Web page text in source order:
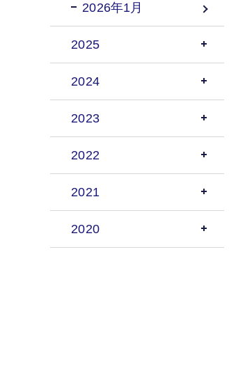
2026年1月
2025
2024
2023
2022
2021
2020